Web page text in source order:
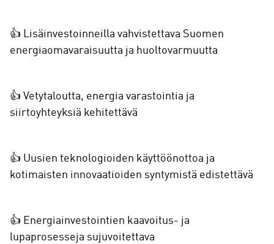
👍 Lisäinvestoinneilla vahvistettava Suomen
energiaomavaraisuutta ja huoltovarmuutta
👍 Vetytaloutta, energia varastointia ja
siirtoyhteyksiä kehitettävä
👍 Uusien teknologioiden käyttöönottoa ja
kotimaisten innovaatioiden syntymistä edistettävä
👍 Energiainvestointien kaavoitus- ja
lupaprosesseja sujuvoitettava